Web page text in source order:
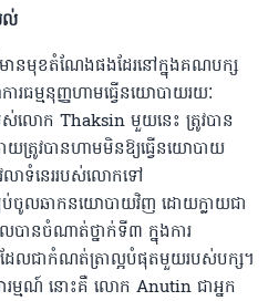
ល់
នមុខតំណែងផងដែរនៅក្នុងគណបក្ស
ធម្មនុញ្ញហាមធ្វើនយោបាយរយៈ
លោក Thaksin មួយនេះ ត្រូវបាន
ត្រូវបានហាមមិនឱ្យធ្វើនយោបាយ
ាទំនេររបស់លោកទៅ
ចូលឆាកនយោបាយវិញ ដោយក្លាយជា
ានចំណាត់ថ្នាក់ទី៣ ក្នុងការ
លជាកំណត់ត្រាល្អបំផុតមួយរបស់បក្ស។
រម្មណ៍ នោះគឺ លោក Anutin ជាអ្នក